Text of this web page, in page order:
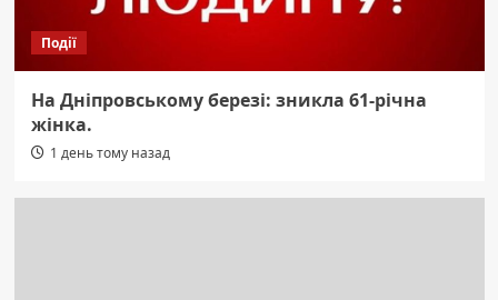
Події
На Дніпровському березі: зникла 61-річна
жінка.
1 день тому назад